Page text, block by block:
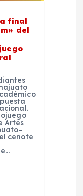
final
del
Artes
cenote